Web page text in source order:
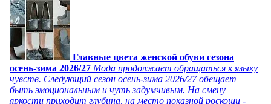
Главные цвета женской обуви сезона
осень-зима 2026/27 Мода продолжает обращаться к языку
чувств. Следующий сезон осень-зима 2026/27 обещает
быть эмоциональным и чуть задумчивым. На смену
яркости приходит глубина, на место показной роскоши -